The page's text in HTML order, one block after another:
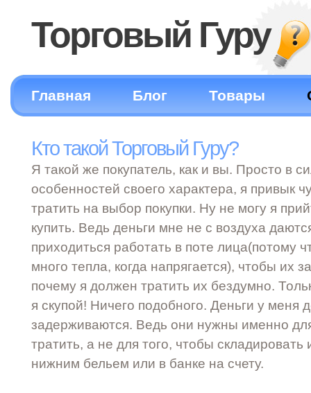
Торговый Гуру
Главная Блог Товары
Кто такой Торговый Гуру?
Я такой же покупатель, как и вы. Просто в
особенностей своего характера, я привык
тратить на выбор покупки. Ну не могу я
купить. Ведь деньги мне не с воздуха
приходиться работать в поте лица(потому
много тепла, когда напрягается), чтобы их
почему я должен тратить их бездумно.
я скупой! Ничего подобного. Деньги у меня
задерживаются. Ведь они нужны именно
тратить, а не для того, чтобы
нижним бельем или в банке на счету.